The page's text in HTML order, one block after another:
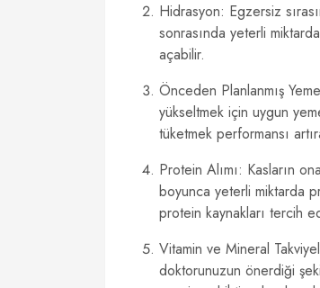
Hidrasyon: Egzersiz
sonrasında yeterli
açabilir.
Önceden Planlanmış
yükseltmek için uygun
tüketmek performansı
Protein Alımı: Kasların
boyunca yeterli miktarda
protein kaynakları tercih
Vitamin ve Mineral
doktorunuzun önerdiği